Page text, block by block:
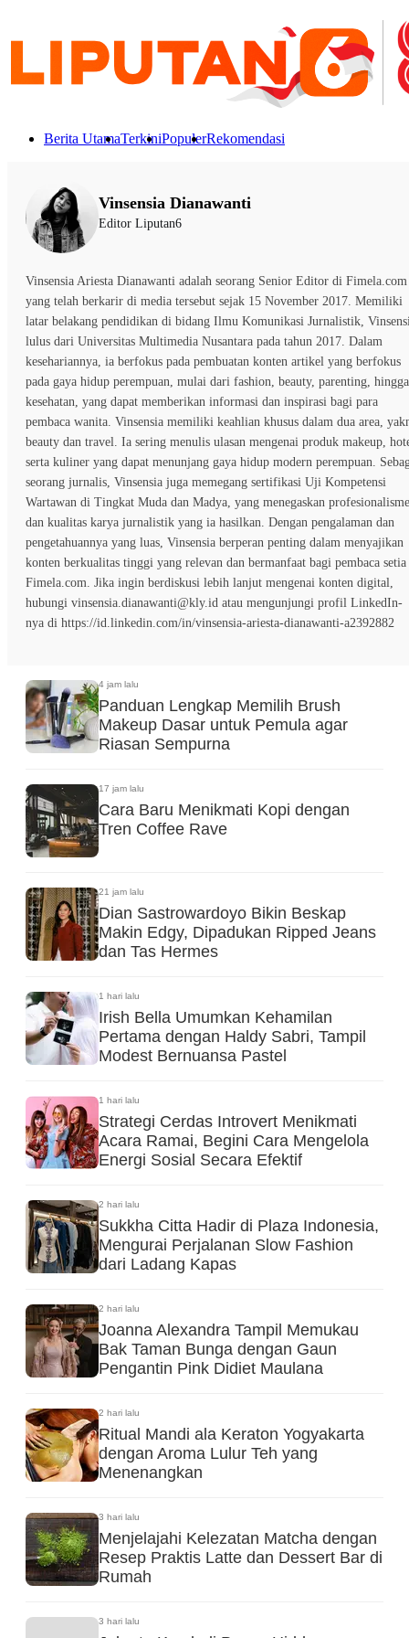
Berita UtamaTerkiniPopulerRekomendasi
Vinsensia Dianawanti
Editor Liputan6
Vinsensia Ariesta Dianawanti adalah seorang Senior Editor di Fimela.com
yang telah berkarir di media tersebut sejak 15 November 2017. Memiliki
latar belakang pendidikan di bidang Ilmu Komunikasi Jurnalistik,
lulus dari Universitas Multimedia Nusantara pada tahun 2017. Dalam
kesehariannya, ia berfokus pada pembuatan konten artikel yang berfokus
pada gaya hidup perempuan, mulai dari fashion, beauty, parenting, hingga
kesehatan, yang dapat memberikan informasi dan inspirasi bagi para
pembaca wanita. Vinsensia memiliki keahlian khusus dalam dua area,
beauty dan travel. Ia sering menulis ulasan mengenai produk makeup,
serta kuliner yang dapat menunjang gaya hidup modern perempuan.
seorang jurnalis, Vinsensia juga memegang sertifikasi Uji Kompetensi
Wartawan di Tingkat Muda dan Madya, yang menegaskan profesionalisme
dan kualitas karya jurnalistik yang ia hasilkan. Dengan pengalaman dan
pengetahuannya yang luas, Vinsensia berperan penting dalam menyajikan
konten berkualitas tinggi yang relevan dan bermanfaat bagi pembaca setia
Fimela.com. Jika ingin berdiskusi lebih lanjut mengenai konten digital,
hubungi vinsensia.dianawanti@kly.id atau mengunjungi profil LinkedIn-
nya di https://id.linkedin.com/in/vinsensia-ariesta-dianawanti-a2392882
4 jam lalu
Panduan Lengkap Memilih Brush
Makeup Dasar untuk Pemula agar
Riasan Sempurna
17 jam lalu
Cara Baru Menikmati Kopi dengan
Tren Coffee Rave
21 jam lalu
Dian Sastrowardoyo Bikin Beskap
Makin Edgy, Dipadukan Ripped Jeans
dan Tas Hermes
1 hari lalu
Irish Bella Umumkan Kehamilan
Pertama dengan Haldy Sabri, Tampil
Modest Bernuansa Pastel
1 hari lalu
Strategi Cerdas Introvert Menikmati
Acara Ramai, Begini Cara Mengelola
Energi Sosial Secara Efektif
2 hari lalu
Sukkha Citta Hadir di Plaza Indonesia,
Mengurai Perjalanan Slow Fashion
dari Ladang Kapas
2 hari lalu
Joanna Alexandra Tampil Memukau
Bak Taman Bunga dengan Gaun
Pengantin Pink Didiet Maulana
2 hari lalu
Ritual Mandi ala Keraton Yogyakarta
dengan Aroma Lulur Teh yang
Menenangkan
3 hari lalu
Menjelajahi Kelezatan Matcha dengan
Resep Praktis Latte dan Dessert Bar di
Rumah
3 hari lalu